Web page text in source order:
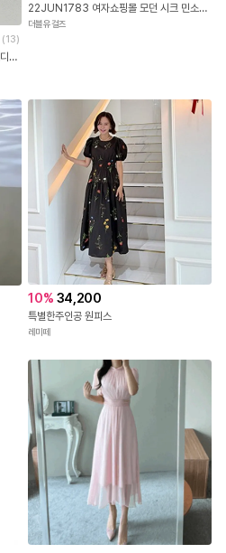
(13)
[격식룩 추천/체형보정✔] [44-120] 레디브틴 브이넥 칼라 랩스타일 롱 원피스( 여름-신상-여름신상-자체제작-데일리-데일리룩-데이트-데이트룩-하객룩-빅사이즈-120사이즈-통통녀-여름하객룩 )
22JUN1783 여자쇼핑몰 모던 시크 민소매 펀칭 롱원피스
더블유걸즈
10% 34,200
특별한주인공 원피스
레미떼